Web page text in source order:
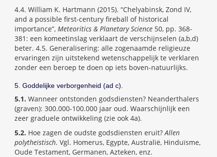
4.4. William K. Hartmann (2015). “Chelyabinsk, Zond IV,
and a possible first-century fireball of historical
importance”, Meteoritics & Planetary Science 50, pp. 368-
381: een komeetinslag verklaart de verschijnselen (a,b,d)
beter. 4.5. Generalisering: alle zogenaamde religieuze
ervaringen zijn uitstekend wetenschappelijk te verklaren
zonder een beroep te doen op iets boven-natuurlijks.
5. Goddelijke verborgenheid (ad c).
5.1. Wanneer ontstonden godsdiensten? Neanderthalers
(graven): 300.000-100.000 jaar oud. Waarschijnlijk een
zeer graduele ontwikkeling (zie ook 4a).
5.2. Hoe zagen de oudste godsdiensten eruit? Allen
polytheïstisch. Vgl. Homerus, Egypte, Australië, Hinduïsme,
Oude Testament, Germanen, Azteken, enz.